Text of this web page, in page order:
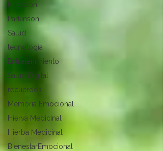
Nutrición
Parkinson
Salud
tecnología
Entretenimiento
Salud Digital
recuerdos
Memoria Emocional
Hierva Medicinal
Hierba Medicinal
BienestarEmocional